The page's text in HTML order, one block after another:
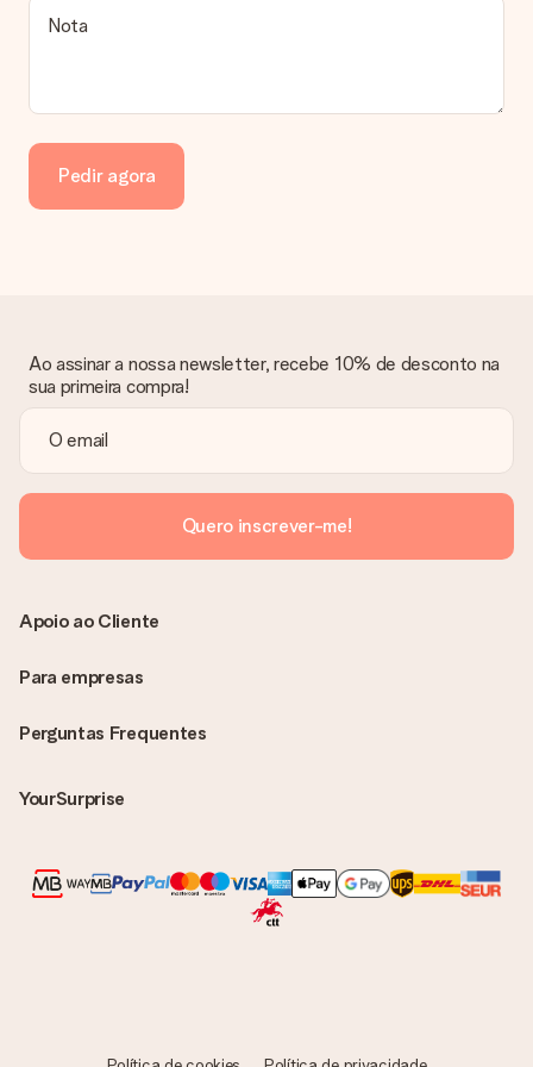
destinatário!
Nota
Pedir agora
Ao assinar a nossa newsletter, recebe 10% de desconto na
sua primeira compra!
Quero inscrever-me!
Perguntas Frequentes
YourSurprise
Apoio ao Cliente
Para empresas